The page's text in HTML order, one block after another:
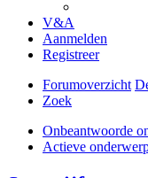
V&A
Aanmelden
Registreer
Forumoverzicht
Zoek
Onbeantwoorde
Actieve